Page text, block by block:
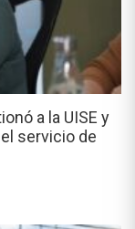
a la UISE y
servicio de